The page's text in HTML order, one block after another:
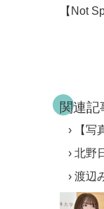
【Not
関連記
【
北野
渡辺